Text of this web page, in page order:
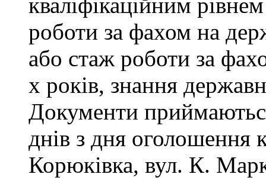
роботи за фахом на
або стаж роботи за
х років, знання
Документи
днів з дня оголошення
Корюківка, вул. К.